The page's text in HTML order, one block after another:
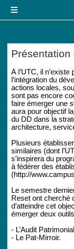
Présentation
Requisitos de
À l’UTC, il
l’intégration du
actions locales,
sont pas encore
faire émerger une
aura pour objectif
du DD dans la
architecture,
Plusieurs
similaires (dont
s’inspirera du
à fédérer des
(http://
Le semestre
Reset ont cherché
d’atteindre cet
émerger deux
- L’Audit
- Le Pat-Mirroir.